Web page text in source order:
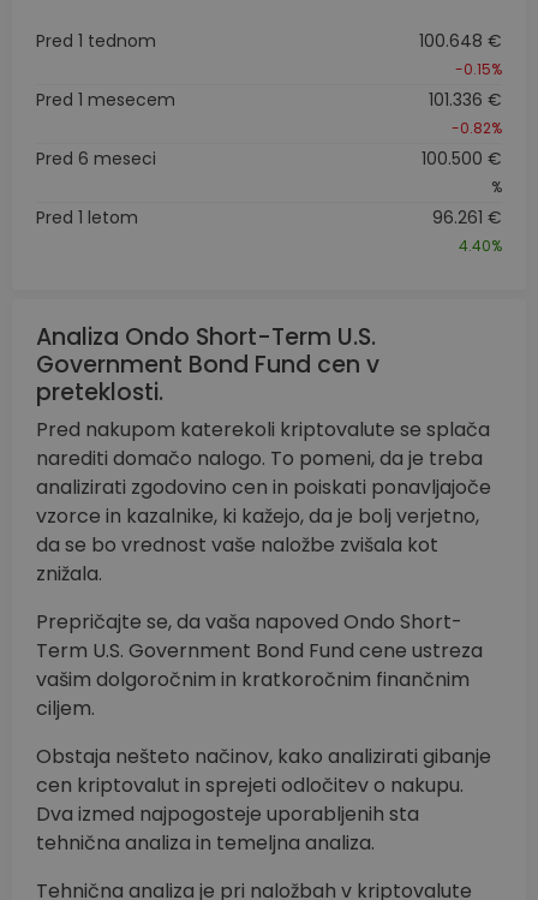
Pred 1 tednom 100.648 €
-0.15%
Pred 1 mesecem 101.336 €
-0.82%
Pred 6 meseci 100.500 €
%
Pred 1 letom 96.261 €
4.40%
Analiza Ondo Short-Term U.S.
Government Bond Fund cen v
preteklosti.
Pred nakupom katerekoli kriptovalute se splača
narediti domačo nalogo. To pomeni, da je treba
analizirati zgodovino cen in poiskati ponavljajoče
vzorce in kazalnike, ki kažejo, da je bolj verjetno,
da se bo vrednost vaše naložbe zvišala kot
znižala.
Prepričajte se, da vaša napoved Ondo Short-
Term U.S. Government Bond Fund cene ustreza
vašim dolgoročnim in kratkoročnim finančnim
ciljem.
Obstaja nešteto načinov, kako analizirati gibanje
cen kriptovalut in sprejeti odločitev o nakupu.
Dva izmed najpogosteje uporabljenih sta
tehnična analiza in temeljna analiza.
Tehnična analiza je pri naložbah v kriptovalute